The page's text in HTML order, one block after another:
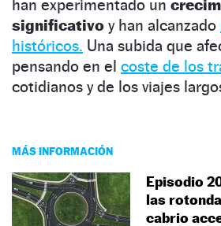
han experimentado un
significativo y han alcanzado
históricos. Una subida que
pensando en el coste de los
cotidianos y de los viajes
MÁS INFORMACIÓN
Episodio
las
cabrio